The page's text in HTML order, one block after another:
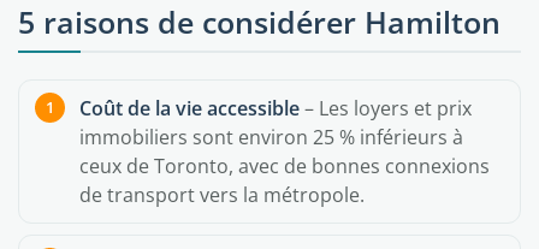
5 raisons de considérer Hamilton
Coût de la vie accessible– Les loyers et prix
immobiliers sont environ 25 % inférieurs à
ceux de Toronto, avec de bonnes connexions
de transport vers la métropole.